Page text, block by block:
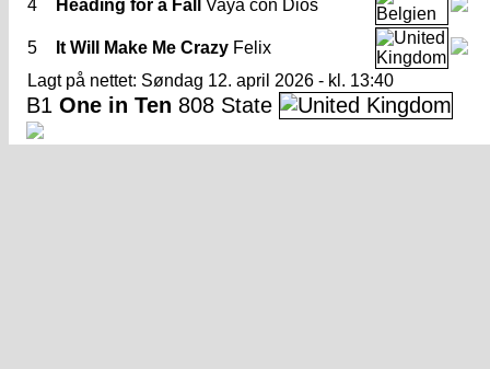
4
Heading for a Fall Vaya con Dios
5 It Will Make Me Crazy Felix
Lagt på nettet: Søndag 12. april 2026 - kl. 13:40
B1 One in Ten 808 State